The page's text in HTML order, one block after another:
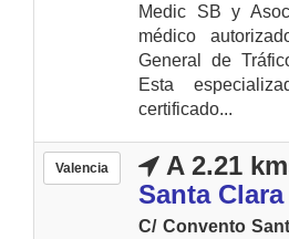
Medic SB y
médico
General de
Esta
certificado...
Valencia A 2.21
Santa Clara
C/ Convento